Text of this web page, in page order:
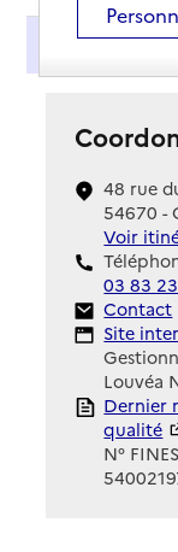
Présentation
48 rue
54670 -
Voir
03 83
Contact
Contact
Site
Site
Louvéa
Rapport
Dernier
qualité
N°